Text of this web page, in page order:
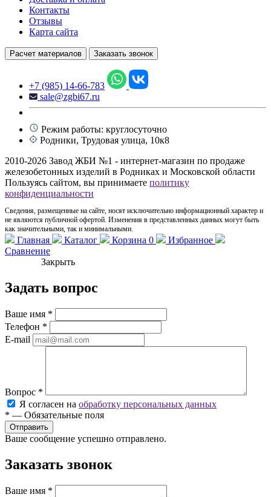
Контакты
Отзывы
Карта сайта
Расчет материалов Заказать звонок
+7 (985) 14-66-783
sale@zgbi67.ru
Режим работы: круглосуточно
Родники, Трудовая улица, 10к8
2010-2026 Завод ЖБИ №1 - интернет-магазин по продаже
железобетонных изделий в Родниках и Московской области
Пользуясь сайтом, вы принимаете политику
конфиденциальности
Сведения, размещенные на сайте, носят исключительно информационный характер и
не являются публичной офертой. Изменения в представленных данных могут быть
как значительными, так и минимальными.
Главная Каталог Корзина 0
Избранное
Сравнение
Закрыть
Задать вопрос
Ваше имя *
Телефон *
E-mail
Вопрос *
Я согласен на обработку персональных данных
* — Обязательные поля
Ваше сообщение успешно отправлено.
Заказать звонок
Ваше имя *